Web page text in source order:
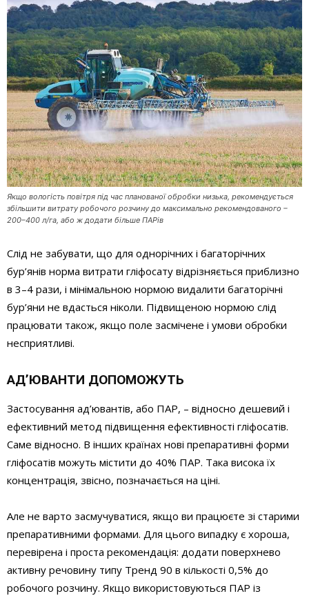
Якщо вологість повітря під час планованої обробки низька, рекомендується
збільшити витрату робочого розчину до максимально рекомендованого –
200–400 л/га, або ж додати більше ПАРів
Слід не забувати, що для однорічних і багаторічних
бур’янів норма витрати гліфосату відрізняється приблизно
в 3–4 рази, і мінімальною нормою видалити багаторічні
бур’яни не вдасться ніколи. Підвищеною нормою слід
працювати також, якщо поле засмічене і умови обробки
несприятливі.
АД’ЮВАНТИ ДОПОМОЖУТЬ
Застосування ад’ювантів, або ПАР, – відносно дешевий і
ефективний метод підвищення ефективності гліфосатів.
Саме відносно. В інших країнах нові препаративні форми
гліфосатів можуть містити до 40% ПАР. Така висока їх
концентрація, звісно, позначається на ціні.
Але не варто засмучуватися, якщо ви працюєте зі старими
препаративними формами. Для цього випадку є хороша,
перевірена і проста рекомендація: додати поверхнево
активну речовину типу Тренд 90 в кількості 0,5% до
робочого розчину. Якщо використовуються ПАР із